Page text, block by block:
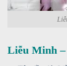
Liễu Minh